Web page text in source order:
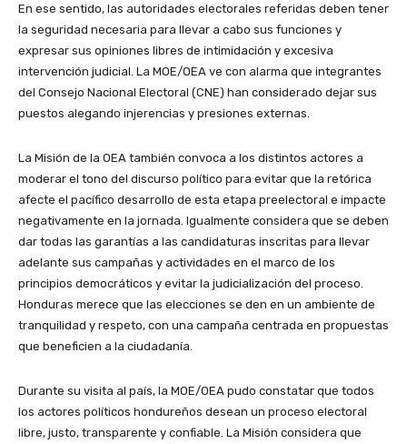
En ese sentido, las autoridades electorales referidas deben tener
la seguridad necesaria para llevar a cabo sus funciones y
expresar sus opiniones libres de intimidación y excesiva
intervención judicial. La MOE/OEA ve con alarma que integrantes
del Consejo Nacional Electoral (CNE) han considerado dejar sus
puestos alegando injerencias y presiones externas.
La Misión de la OEA también convoca a los distintos actores a
moderar el tono del discurso político para evitar que la retórica
afecte el pacífico desarrollo de esta etapa preelectoral e impacte
negativamente en la jornada. Igualmente considera que se deben
dar todas las garantías a las candidaturas inscritas para llevar
adelante sus campañas y actividades en el marco de los
principios democráticos y evitar la judicialización del proceso.
Honduras merece que las elecciones se den en un ambiente de
tranquilidad y respeto, con una campaña centrada en propuestas
que beneficien a la ciudadanía.
Durante su visita al país, la MOE/OEA pudo constatar que todos
los actores políticos hondureños desean un proceso electoral
libre, justo, transparente y confiable. La Misión considera que